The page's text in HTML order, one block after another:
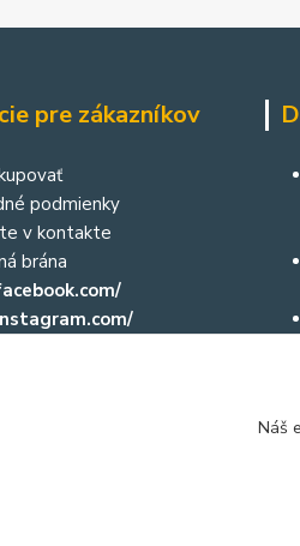
pre zákazníkov
podmienky
v kontakte
brána
Náš